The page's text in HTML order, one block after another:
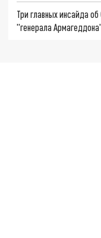
Три главных инсайда
"генерала